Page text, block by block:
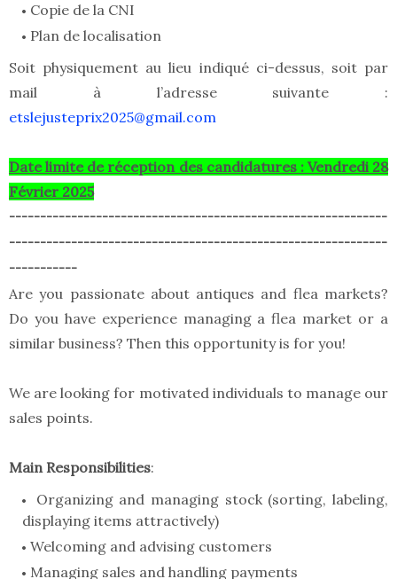
Copie de la CNI
Plan de localisation
Soit physiquement au lieu indiqué ci-dessus, soit par
mail à l’adresse suivante :
etslejusteprix2025@gmail.com
Date limite de réception des candidatures : Vendredi 28
Février 2025
-------------------------------------------------------------
-------------------------------------------------------------
-----------
Are you passionate about antiques and flea markets?
Do you have experience managing a flea market or a
similar business? Then this opportunity is for you!
We are looking for motivated individuals to manage our
sales points.
Main Responsibilities:
Organizing and managing stock (sorting, labeling,
displaying items attractively)
Welcoming and advising customers
Managing sales and handling payments